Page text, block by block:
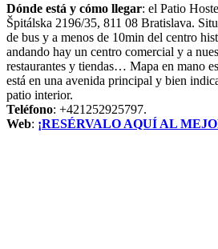
Dónde está y cómo llegar: el Patio
Špitálska 2196/35, 811 08 Bratislava.
de bus y a menos de 10min del centro
andando hay un centro comercial y a
restaurantes y tiendas… Mapa en mano
está en una avenida principal y bien
patio interior.
Teléfono: +421252925797.
Web: ¡RESÉRVALO AQUÍ AL